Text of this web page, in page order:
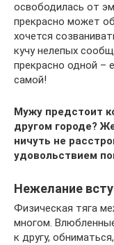
освободилась от
прекрасно может
хочется
кучу нелепых
прекрасно одной –
самой!
Мужу предстоит
другом городе?
ничуть не
удовольствием
Нежелание
Физическая тяга
многом.
к другу,